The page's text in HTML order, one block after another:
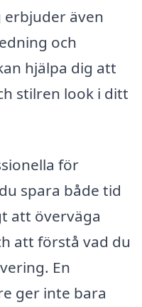
även
och
hjälpa dig att
stilren look i ditt
för
spara både tid
att överväga
att förstå vad du
En
ger inte bara